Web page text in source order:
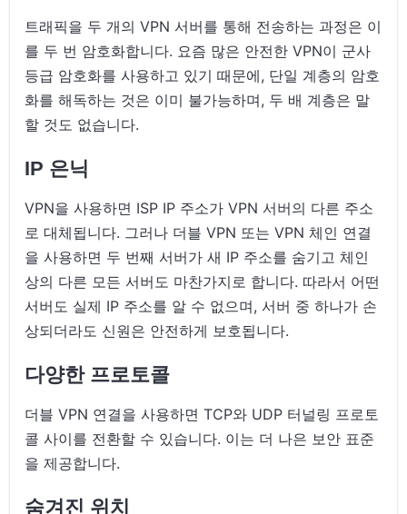
트래픽을 두 개의 VPN 서버를 통해 전송하는 과정은 이
를 두 번 암호화합니다. 요즘 많은 안전한 VPN이 군사
등급 암호화를 사용하고 있기 때문에, 단일 계층의 암호
화를 해독하는 것은 이미 불가능하며, 두 배 계층은 말
할 것도 없습니다.
IP 은닉
VPN을 사용하면 ISP IP 주소가 VPN 서버의 다른 주소
로 대체됩니다. 그러나 더블 VPN 또는 VPN 체인 연결
을 사용하면 두 번째 서버가 새 IP 주소를 숨기고 체인
상의 다른 모든 서버도 마찬가지로 합니다. 따라서 어떤
서버도 실제 IP 주소를 알 수 없으며, 서버 중 하나가 손
상되더라도 신원은 안전하게 보호됩니다.
다양한 프로토콜
더블 VPN 연결을 사용하면 TCP와 UDP 터널링 프로토
콜 사이를 전환할 수 있습니다. 이는 더 나은 보안 표준
을 제공합니다.
숨겨진 위치